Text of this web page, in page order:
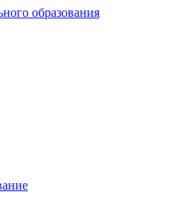
образования